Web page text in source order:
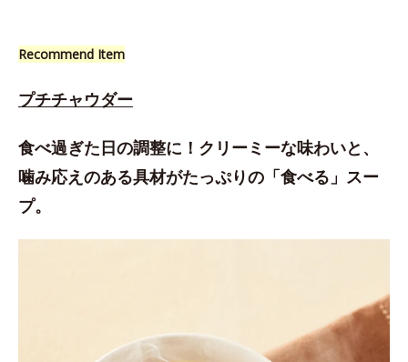
Recommend Item
プチチャウダー
食べ過ぎた日の調整に！クリーミーな味わいと、
噛み応えのある具材がたっぷりの「食べる」スー
プ。